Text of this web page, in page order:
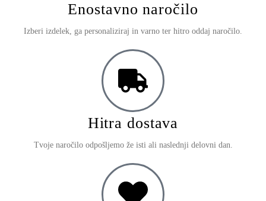
Enostavno naročilo
Izberi izdelek, ga personaliziraj in varno ter hitro oddaj naročilo.
Hitra dostava
Tvoje naročilo odpošljemo že isti ali naslednji delovni dan.